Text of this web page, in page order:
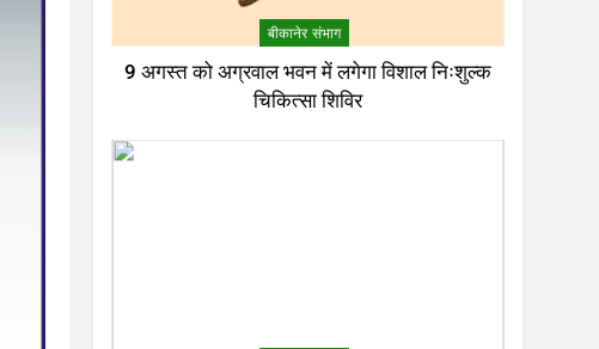
बीकानेर संभाग
9 अगस्त को अग्रवाल भवन में लगेगा विशाल निःशुल्क
चिकित्सा शिविर